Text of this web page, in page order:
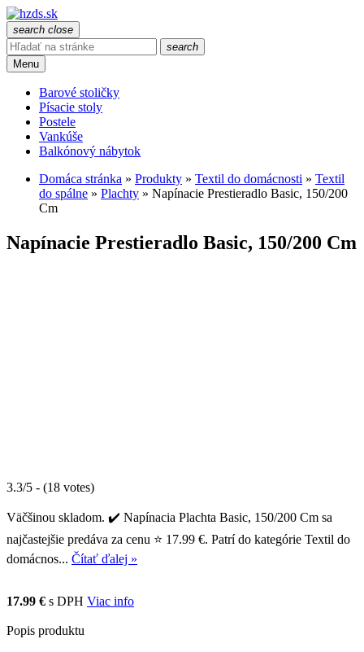
search close
search
Menu
Barové stoličky
Písacie stoly
Postele
Vankúše
Balkónový nábytok
Domáca stránka » Produkty » Textil do domácnosti » Textil
do spálne » Plachty » Napínacie Prestieradlo Basic, 150/200
Cm
Napínacie Prestieradlo Basic, 150/200 Cm
3.3/5 - (18 votes)
Väčšinou skladom. ✔️ Napínacia Plachta Basic, 150/200 Cm sa
najčastejšie predáva za cenu ⭐ 17.99 €. Patrí do kategórie Textil do
domácnos... Čítať ďalej »
17.99 € s DPH Viac info
Popis produktu